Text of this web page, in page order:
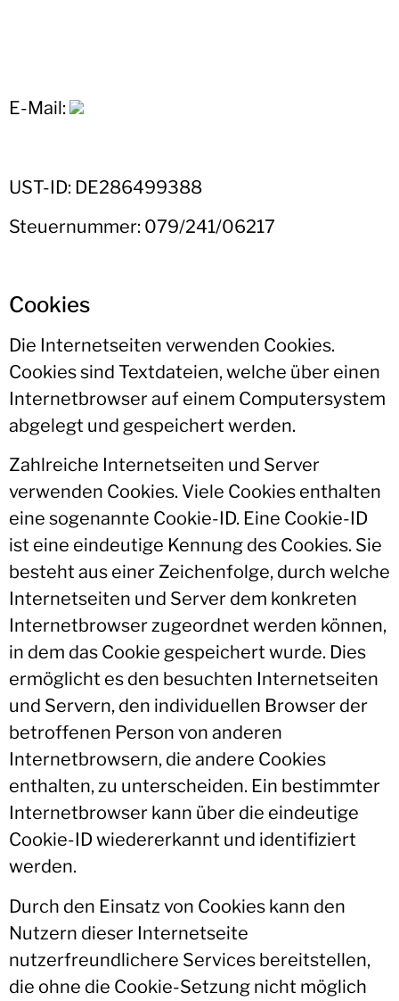
E-Mail:
UST-ID: DE286499388
Steuernummer: 079/241/06217
Cookies
Die Internetseiten verwenden Cookies.
Cookies sind Textdateien, welche über einen
Internetbrowser auf einem Computersystem
abgelegt und gespeichert werden.
Zahlreiche Internetseiten und Server
verwenden Cookies. Viele Cookies enthalten
eine sogenannte Cookie-ID. Eine Cookie-ID
ist eine eindeutige Kennung des Cookies. Sie
besteht aus einer Zeichenfolge, durch welche
Internetseiten und Server dem konkreten
Internetbrowser zugeordnet werden können,
in dem das Cookie gespeichert wurde. Dies
ermöglicht es den besuchten Internetseiten
und Servern, den individuellen Browser der
betroffenen Person von anderen
Internetbrowsern, die andere Cookies
enthalten, zu unterscheiden. Ein bestimmter
Internetbrowser kann über die eindeutige
Cookie-ID wiedererkannt und identifiziert
werden.
Durch den Einsatz von Cookies kann den
Nutzern dieser Internetseite
nutzerfreundlichere Services bereitstellen,
die ohne die Cookie-Setzung nicht möglich